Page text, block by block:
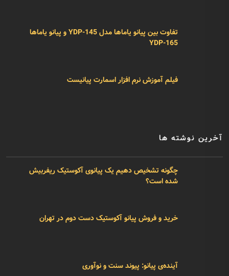
تفاوت بین پیانو یاماها مدل YDP-145 و پیانو یاماها
YDP-165
فیلم آموزش نرم افزار اسمارت پیانیست
آخرین نوشته ها
چگونه تشخیص دهیم یک پیانوی آکوستیک ریفربیش
شده است؟
خرید و فروش پیانو آکوستیک دست دوم در تهران
آینده‌ی پیانو: پیوند سنت و نوآوری